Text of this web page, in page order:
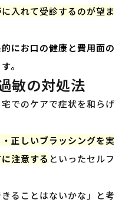
入れて受診するのが望ま
にお口の健康と費用面の
。
敏の対処法
でのケアで症状を和らげ
正しいブラッシングを実
注意する といったセルフ
ることはないかな」と考